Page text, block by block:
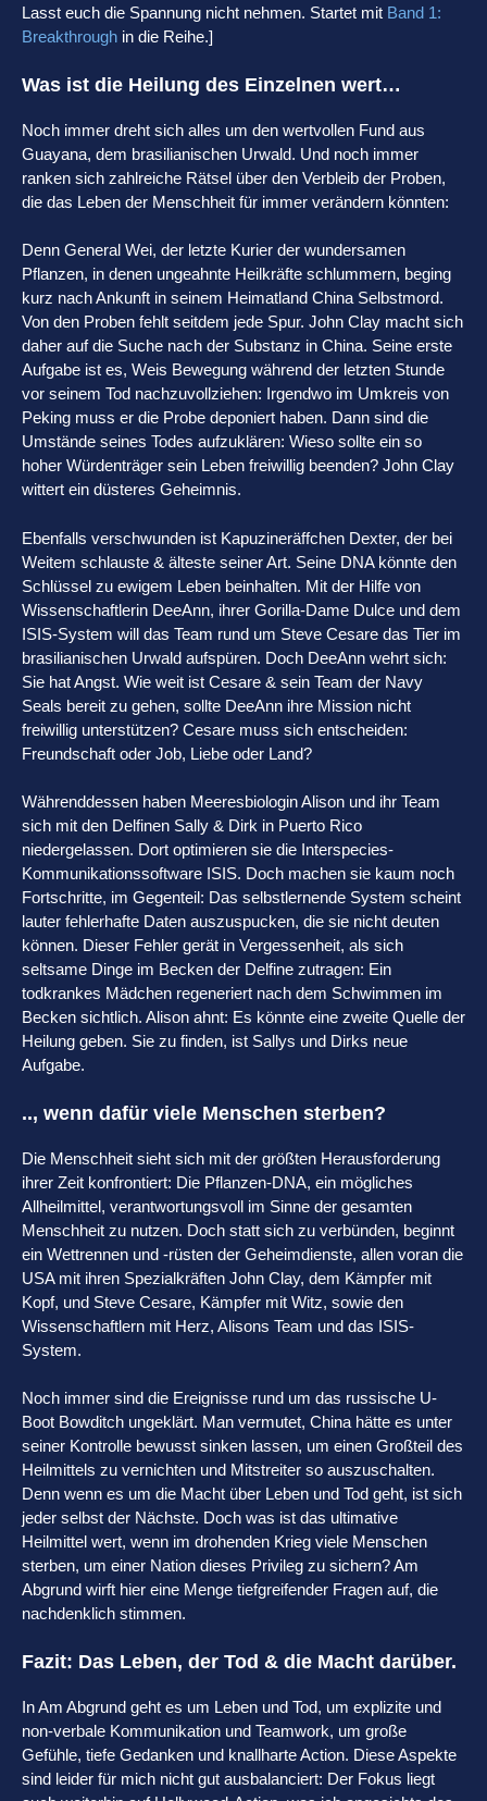
Lasst euch die Spannung nicht nehmen. Startet mit Band 1:
Breakthrough in die Reihe.]
Was ist die Heilung des Einzelnen wert…
Noch immer dreht sich alles um den wertvollen Fund aus
Guayana, dem brasilianischen Urwald. Und noch immer
ranken sich zahlreiche Rätsel über den Verbleib der Proben,
die das Leben der Menschheit für immer verändern könnten:
Denn General Wei, der letzte Kurier der wundersamen
Pflanzen, in denen ungeahnte Heilkräfte schlummern, beging
kurz nach Ankunft in seinem Heimatland China Selbstmord.
Von den Proben fehlt seitdem jede Spur. John Clay macht sich
daher auf die Suche nach der Substanz in China. Seine erste
Aufgabe ist es, Weis Bewegung während der letzten Stunde
vor seinem Tod nachzuvollziehen: Irgendwo im Umkreis von
Peking muss er die Probe deponiert haben. Dann sind die
Umstände seines Todes aufzuklären: Wieso sollte ein so
hoher Würdenträger sein Leben freiwillig beenden? John Clay
wittert ein düsteres Geheimnis.
Ebenfalls verschwunden ist Kapuzineräffchen Dexter, der bei
Weitem schlauste & älteste seiner Art. Seine DNA könnte den
Schlüssel zu ewigem Leben beinhalten. Mit der Hilfe von
Wissenschaftlerin DeeAnn, ihrer Gorilla-Dame Dulce und dem
ISIS-System will das Team rund um Steve Cesare das Tier im
brasilianischen Urwald aufspüren. Doch DeeAnn wehrt sich:
Sie hat Angst. Wie weit ist Cesare & sein Team der Navy
Seals bereit zu gehen, sollte DeeAnn ihre Mission nicht
freiwillig unterstützen? Cesare muss sich entscheiden:
Freundschaft oder Job, Liebe oder Land?
Währenddessen haben Meeresbiologin Alison und ihr Team
sich mit den Delfinen Sally & Dirk in Puerto Rico
niedergelassen. Dort optimieren sie die Interspecies-
Kommunikationssoftware ISIS. Doch machen sie kaum noch
Fortschritte, im Gegenteil: Das selbstlernende System scheint
lauter fehlerhafte Daten auszuspucken, die sie nicht deuten
können. Dieser Fehler gerät in Vergessenheit, als sich
seltsame Dinge im Becken der Delfine zutragen: Ein
todkrankes Mädchen regeneriert nach dem Schwimmen im
Becken sichtlich. Alison ahnt: Es könnte eine zweite Quelle der
Heilung geben. Sie zu finden, ist Sallys und Dirks neue
Aufgabe.
.., wenn dafür viele Menschen sterben?
Die Menschheit sieht sich mit der größten Herausforderung
ihrer Zeit konfrontiert: Die Pflanzen-DNA, ein mögliches
Allheilmittel, verantwortungsvoll im Sinne der gesamten
Menschheit zu nutzen. Doch statt sich zu verbünden, beginnt
ein Wettrennen und -rüsten der Geheimdienste, allen voran die
USA mit ihren Spezialkräften John Clay, dem Kämpfer mit
Kopf, und Steve Cesare, Kämpfer mit Witz, sowie den
Wissenschaftlern mit Herz, Alisons Team und das ISIS-
System.
Noch immer sind die Ereignisse rund um das russische U-
Boot Bowditch ungeklärt. Man vermutet, China hätte es unter
seiner Kontrolle bewusst sinken lassen, um einen Großteil des
Heilmittels zu vernichten und Mitstreiter so auszuschalten.
Denn wenn es um die Macht über Leben und Tod geht, ist sich
jeder selbst der Nächste. Doch was ist das ultimative
Heilmittel wert, wenn im drohenden Krieg viele Menschen
sterben, um einer Nation dieses Privileg zu sichern? Am
Abgrund wirft hier eine Menge tiefgreifender Fragen auf, die
nachdenklich stimmen.
Fazit: Das Leben, der Tod & die Macht darüber.
In Am Abgrund geht es um Leben und Tod, um explizite und
non-verbale Kommunikation und Teamwork, um große
Gefühle, tiefe Gedanken und knallharte Action. Diese Aspekte
sind leider für mich nicht gut ausbalanciert: Der Fokus liegt